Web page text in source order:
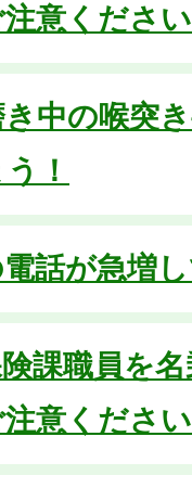
意ください
中の喉突
！
話が急増
課職員を
意ください